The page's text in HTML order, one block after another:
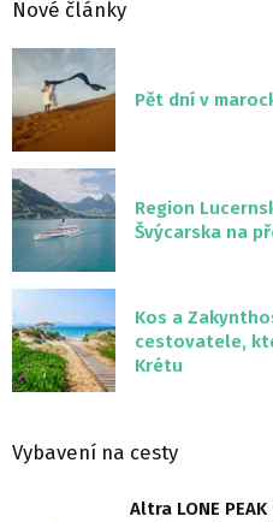
Nové články
Pět dní v
Region
Švýcarska na
Kos a
cestovatele,
Krétu
Vybavení na cesty
Altra LONE PEAK